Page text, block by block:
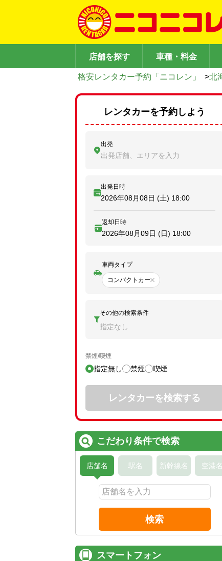
店舗を探す 車種・料金
格安レンタカー予約「ニコレン」 >北
レンタカーを予約しよう
出発
出発店舗、エリアを入力
出発日時
2026年08月08日 (土) 18:00
返却日時
2026年08月09日 (日) 18:00
車両タイプ
コンパクトカー
その他の検索条件
指定なし
禁煙/喫煙
指定無し 禁煙 喫煙
レンタカーを検索する
こだわり条件で検索
店舗名 駅名 新幹線名 空港名
検索
スマートフォン